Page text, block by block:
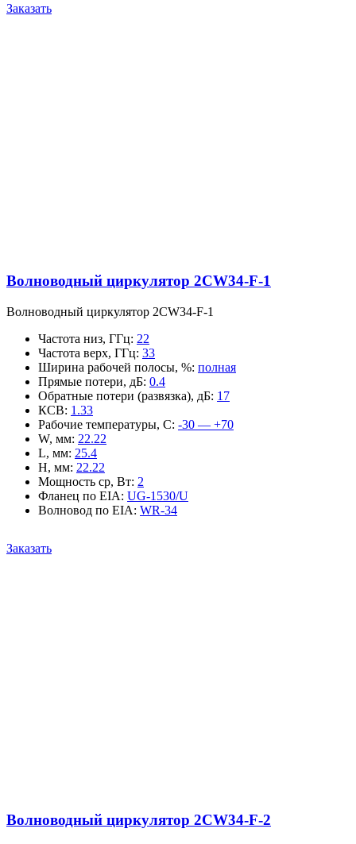
Заказать
Волноводный циркулятор 2CW34-F-1
Волноводный циркулятор 2CW34-F-1
Частота низ, ГГц: 22
Частота верх, ГГц: 33
Ширина рабочей полосы, %: полная
Прямые потери, дБ: 0.4
Обратные потери (развязка), дБ: 17
КСВ: 1.33
Рабочие температуры, С: -30 — +70
W, мм: 22.22
L, мм: 25.4
H, мм: 22.22
Мощность ср, Вт: 2
Фланец по EIA: UG-1530/U
Волновод по EIA: WR-34
Заказать
Волноводный циркулятор 2CW34-F-2